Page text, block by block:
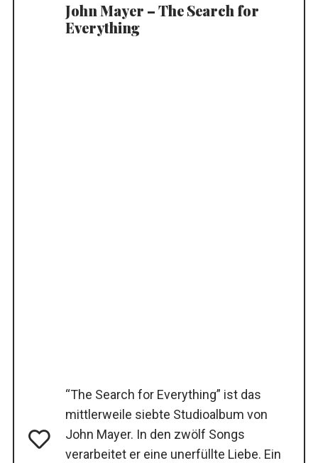
John Mayer – The Search for
Everything
“The Search for Everything” ist das
mittlerweile siebte Studioalbum von
John Mayer. In den zwölf Songs
verarbeitet er eine unerfüllte Liebe. Ein